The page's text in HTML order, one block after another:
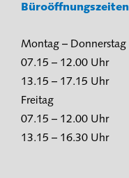
Büroöffnungszeiten
Montag – Donnerstag
07.15 – 12.00 Uhr
13.15 – 17.15 Uhr
Freitag
07.15 – 12.00 Uhr
13.15 – 16.30 Uhr